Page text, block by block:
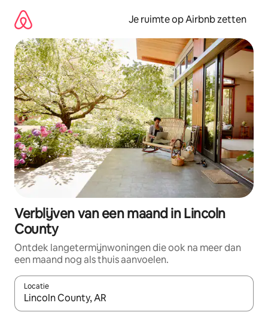
direct
naar
inhoud
Je ruimte op Airbnb zetten
Verblijven van een maand in Lincoln
County
Ontdek langetermijnwoningen die ook na meer dan
een maand nog als thuis aanvoelen.
Locatie
Wanneer er suggesties beschikbaar zijn, maak je een keuze